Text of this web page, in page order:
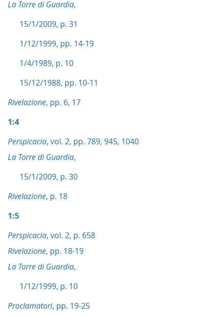
La Torre di Guardia,
15/1/2009, p. 31
1/12/1999, pp. 14-19
1/4/1989, p. 10
15/12/1988, pp. 10-11
Rivelazione, pp. 6, 17
1:4
Perspicacia, vol. 2, pp. 789, 945, 1040
La Torre di Guardia,
15/1/2009, p. 30
Rivelazione, p. 18
1:5
Perspicacia, vol. 2, p. 658
Rivelazione, pp. 18-19
La Torre di Guardia,
1/12/1999, p. 10
Proclamatori, pp. 19-25